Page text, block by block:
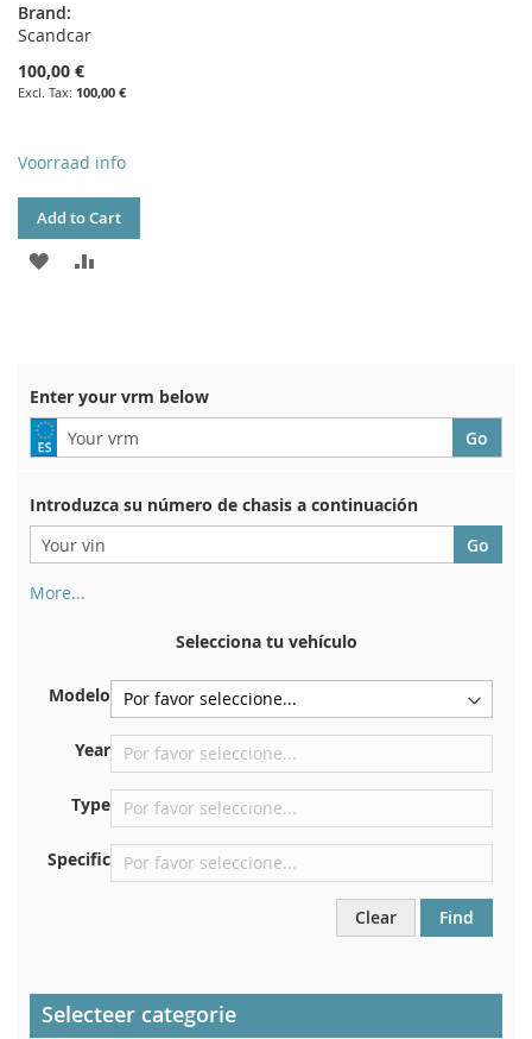
Brand:
Scandcar
100,00 €
100,00 €
Voorraad info
Add to Cart
ADD
Enter your vrm below
Introduzca su número de chasis a continuación
More...
certificado de registro. Y también en el coche.
En la placa inferior del asiento delantero derecho
Centrar contra el mamparo debajo del capó.
Justo en el compartimento del motor.
En el pilar de la puerta trasera derecha
Selecciona tu vehículo
Modelo
Year
Type
Specific
Clear Find
Selecteer categorie